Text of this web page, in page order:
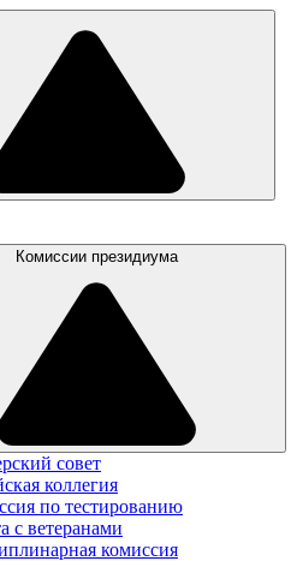
Комиссии президиума
совет
коллегия
по тестированию
с ветеранами
комиссия